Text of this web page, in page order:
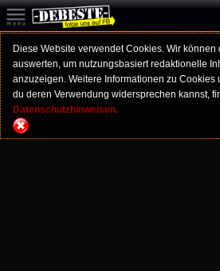
Diese Website verwendet Cookies. Wir
auswerten, um nutzungsbasiert redaktionelle
anzuzeigen. Weitere Informationen zu Cookies
du deren Verwendung widersprechen kannst,
Datenschutzhinweisen.